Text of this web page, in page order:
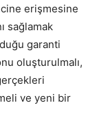
erişmesine
sağlamak
garanti
oluşturulmalı,
ve yeni bir